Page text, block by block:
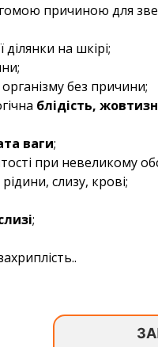
причиною для
ділянки на шкірі;
організму без причини;
блідість,
ваги;
при невеликому
рідини, слизу, крові;
;